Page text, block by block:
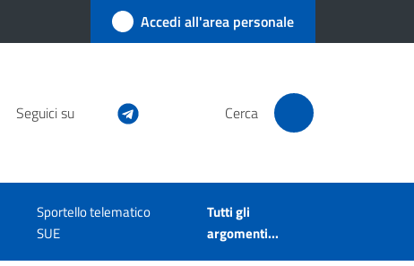
Accedi all'area personale
Seguici su Cerca
Sportello telematico
SUE
Tutti gli
argomenti...